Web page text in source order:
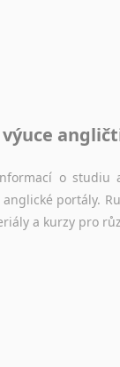
autentických
o studiu
portály.
a kurzy pro